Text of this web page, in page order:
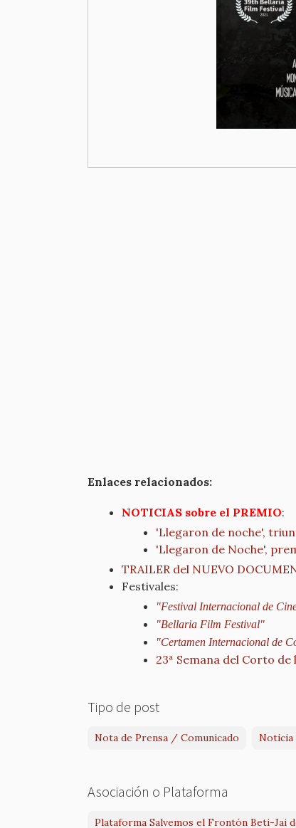
Enlaces relacionados:
NOTICIAS sobre el PREMIO:
'Llegaron de noche',
'Llegaron de Noche',
TRAILER del NUEVO
Festivales:
"Festival Internacional de
"Bellaria Film Festival"
"Certamen Internacional de
23ª Semana del Corto
Tipo de post
Nota de Prensa / Comunicado
Asociación o Plataforma
Plataforma Salvemos el Frontón Beti-Jai